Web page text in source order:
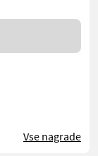
Vse nagrade